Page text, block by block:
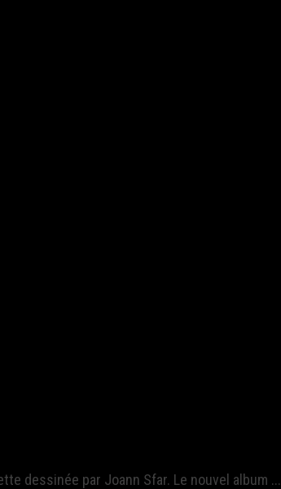
dessinée par Joann Sfar. Le nouvel album ...